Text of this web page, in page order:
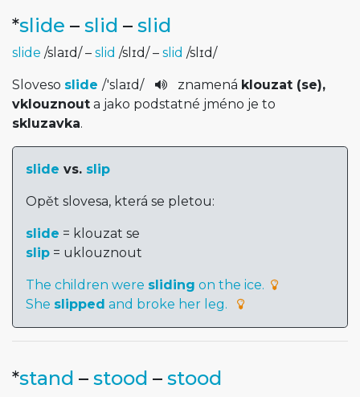
*slide – slid – slid
slide /slaɪd/– slid /slɪd/– slid /slɪd/
Sloveso slide /'slaɪd/ znamená klouzat (se),
vklouznout a jako podstatné jméno je to
skluzavka.
slide vs. slip
Opět slovesa, která se pletou:
slide = klouzat se
slip = uklouznout
The children were sliding on the ice.
She slipped and broke her leg.
*stand – stood – stood